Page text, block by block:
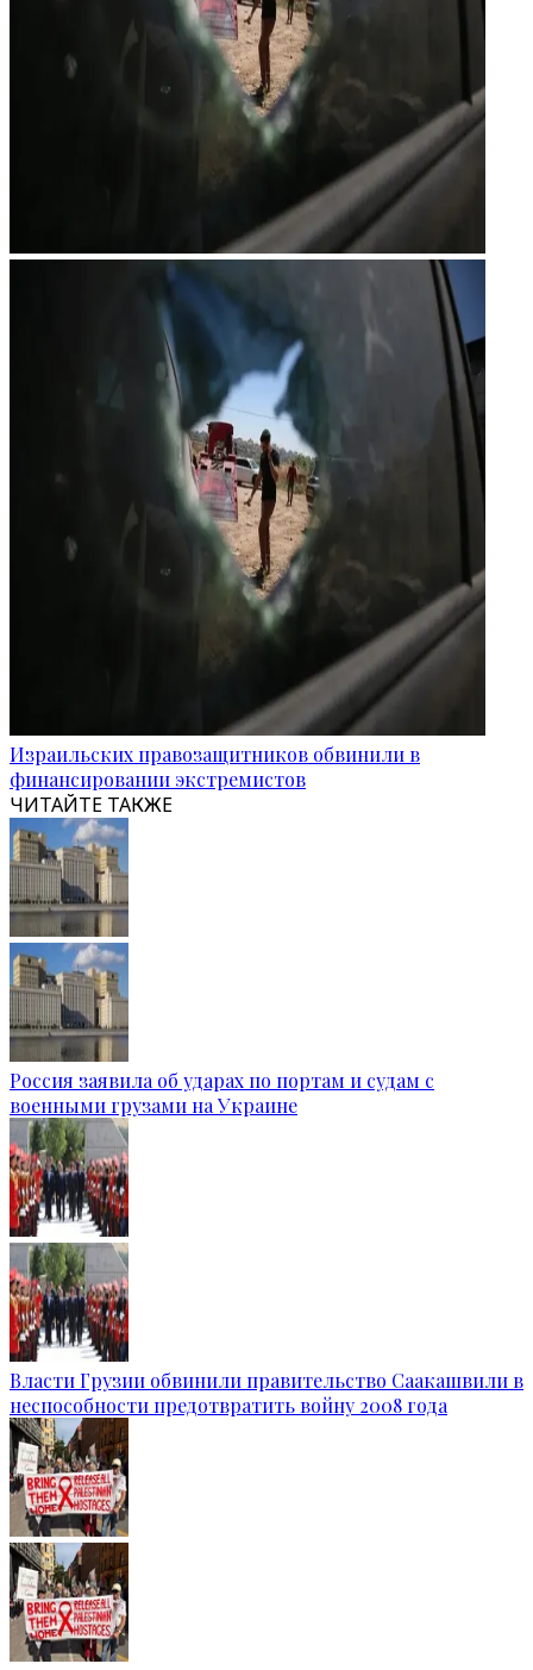
Израильских правозащитников обвинили в
финансировании экстремистов
ЧИТАЙТЕ ТАКЖЕ
Россия заявила об ударах по портам и судам с
военными грузами на Украине
Власти Грузии обвинили правительство Саакашвили в
неспособности предотвратить войну 2008 года